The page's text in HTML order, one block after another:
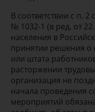
В соответствии с п. 2
№ 1032-1 (в ред. от
населения в
принятии решения о
или штата
расторжении
организация не
начала проведения
мероприятий